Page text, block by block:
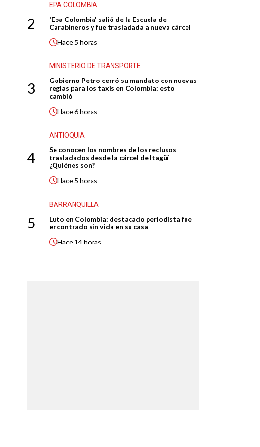
2
EPA COLOMBIA
'Epa Colombia' salió de la Escuela de
Carabineros y fue trasladada a nueva cárcel
Hace 5 horas
3
MINISTERIO DE TRANSPORTE
Gobierno Petro cerró su mandato con nuevas
reglas para los taxis en Colombia: esto
cambió
Hace6 horas
4
ANTIOQUIA
Se conocen los nombres de los reclusos
trasladados desde la cárcel de Itagüí
¿Quiénes son?
Hace 5 horas
5
BARRANQUILLA
Luto en Colombia: destacado periodista fue
encontrado sin vida en su casa
Hace 14 horas